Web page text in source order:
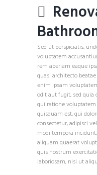
Sed ut perspiciatis,
voluptatem
rem aperiam eaque
quasi architecto
enim ipsam
odit aut fugit, sed quia
qui ratione
quisquam est, qui
consectetur, adipisci
modi tempora
aliquam quaerat
quis nostrum
laboriosam, nisi ut